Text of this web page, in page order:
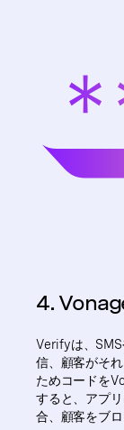
4.
Verifyは、SMS
信、顧客がそ
ためコードを
すると、アプ
合、顧客をブロ